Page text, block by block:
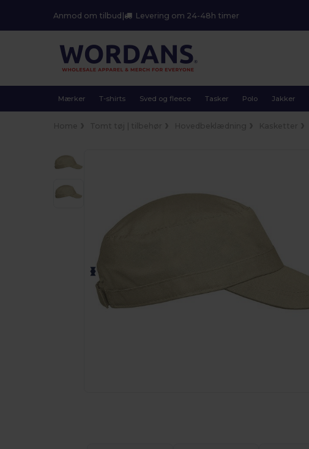
Anmod om tilbud | Levering om 24-48h timer
Mærker T-shirts Sved og fleece Tasker Polo Jakker